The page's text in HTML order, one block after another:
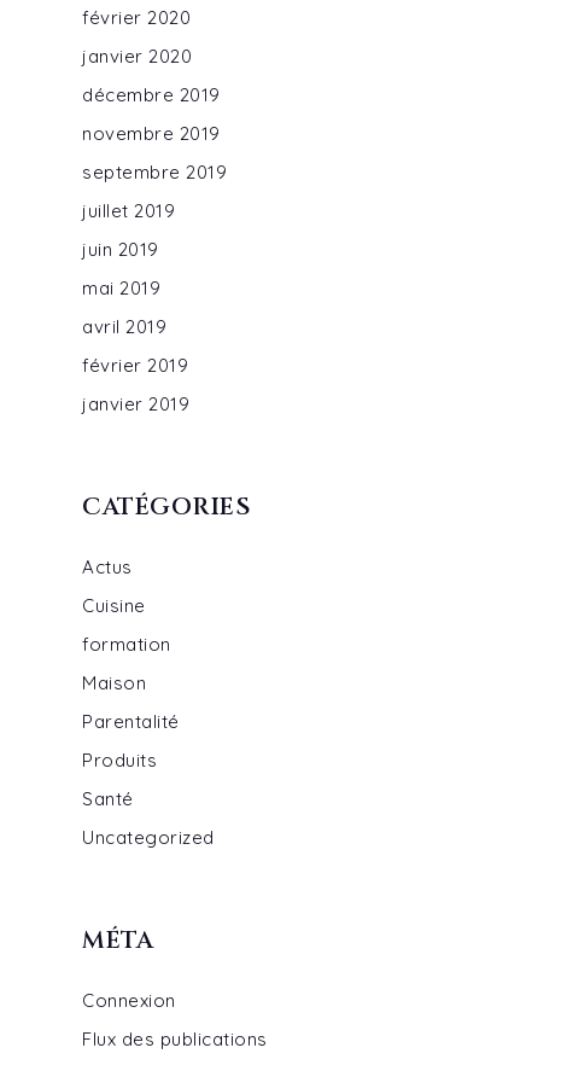
février 2020
janvier 2020
décembre 2019
novembre 2019
septembre 2019
juillet 2019
juin 2019
mai 2019
avril 2019
février 2019
janvier 2019
CATÉGORIES
Actus
Cuisine
formation
Maison
Parentalité
Produits
Santé
Uncategorized
MÉTA
Connexion
Flux des publications